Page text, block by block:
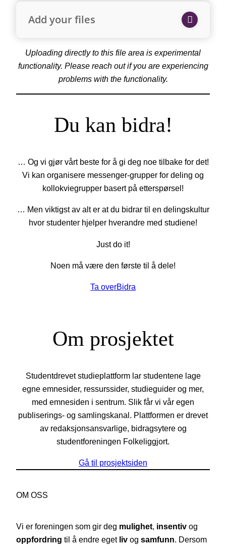
Add your files
Uploading directly to this file area is experimental
functionality. Please reach out if you are experiencing
problems with the functionality.
Du kan bidra!
… Og vi gjør vårt beste for å gi deg noe tilbake for det!
Vi kan organisere messenger-grupper for deling og
kollokviegrupper basert på etterspørsel!
… Men viktigst av alt er at du bidrar til en delingskultur
hvor studenter hjelper hverandre med studiene!
Just do it!
Noen må være den første til å dele!
Ta overBidra
Om prosjektet
Studentdrevet studieplattform lar studentene lage
egne emnesider, ressurssider, studieguider og mer,
med emnesiden i sentrum. Slik får vi vår egen
publiserings- og samlingskanal. Plattformen er drevet
av redaksjonsansvarlige, bidragsytere og
studentforeningen Folkeliggjort.
Gå til prosjektsiden
OM OSS
Vi er foreningen som gir deg mulighet, insentiv og
oppfordring til å endre eget liv og samfunn. Dersom